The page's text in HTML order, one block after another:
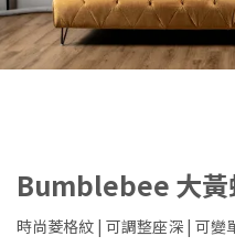
Bumblebee 大黃
時尚菱格紋 | 可調整座深 | 可變